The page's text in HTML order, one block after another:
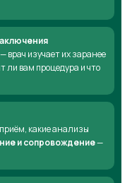
изучает их заранее
ли вам процедура и что
какие анализы
и сопровождение—